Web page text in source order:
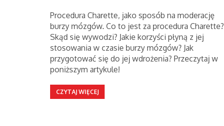
Procedura Charette, jako sposób na moderację
burzy mózgów. Co to jest za procedura Charette?
Skąd się wywodzi? Jakie korzyści płyną z jej
stosowania w czasie burzy mózgów? Jak
przygotować się do jej wdrożenia? Przeczytaj w
poniższym artykule!
CZYTAJ WIĘCEJ